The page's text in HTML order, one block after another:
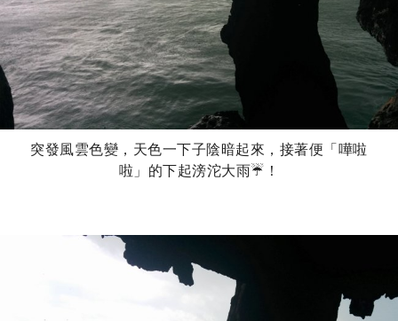
突發風雲色變，天色一下子陰暗起來，接著便「嘩啦
啦」的下起滂沱大雨☔！